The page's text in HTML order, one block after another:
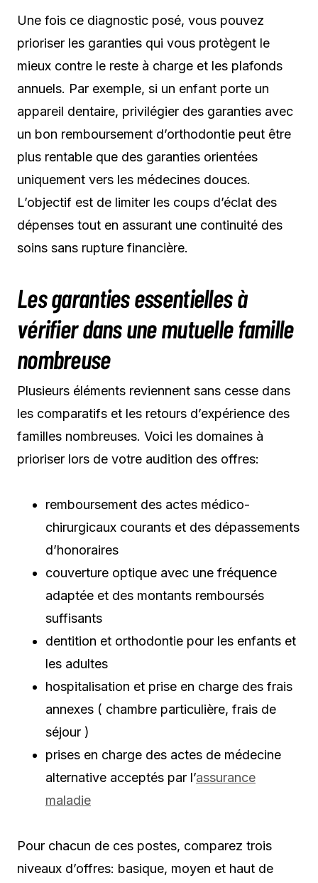
Une fois ce diagnostic posé, vous pouvez
prioriser les garanties qui vous protègent le
mieux contre le reste à charge et les plafonds
annuels. Par exemple, si un enfant porte un
appareil dentaire, privilégier des garanties avec
un bon remboursement d’orthodontie peut être
plus rentable que des garanties orientées
uniquement vers les médecines douces.
L’objectif est de limiter les coups d’éclat des
dépenses tout en assurant une continuité des
soins sans rupture financière.
Les garanties essentielles à
vérifier dans une mutuelle famille
nombreuse
Plusieurs éléments reviennent sans cesse dans
les comparatifs et les retours d’expérience des
familles nombreuses. Voici les domaines à
prioriser lors de votre audition des offres:
remboursement des actes médico-
chirurgicaux courants et des dépassements
d’honoraires
couverture optique avec une fréquence
adaptée et des montants remboursés
suffisants
dentition et orthodontie pour les enfants et
les adultes
hospitalisation et prise en charge des frais
annexes ( chambre particulière, frais de
séjour )
prises en charge des actes de médecine
alternative acceptés par l’assurance
maladie
Pour chacun de ces postes, comparez trois
niveaux d’offres: basique, moyen et haut de